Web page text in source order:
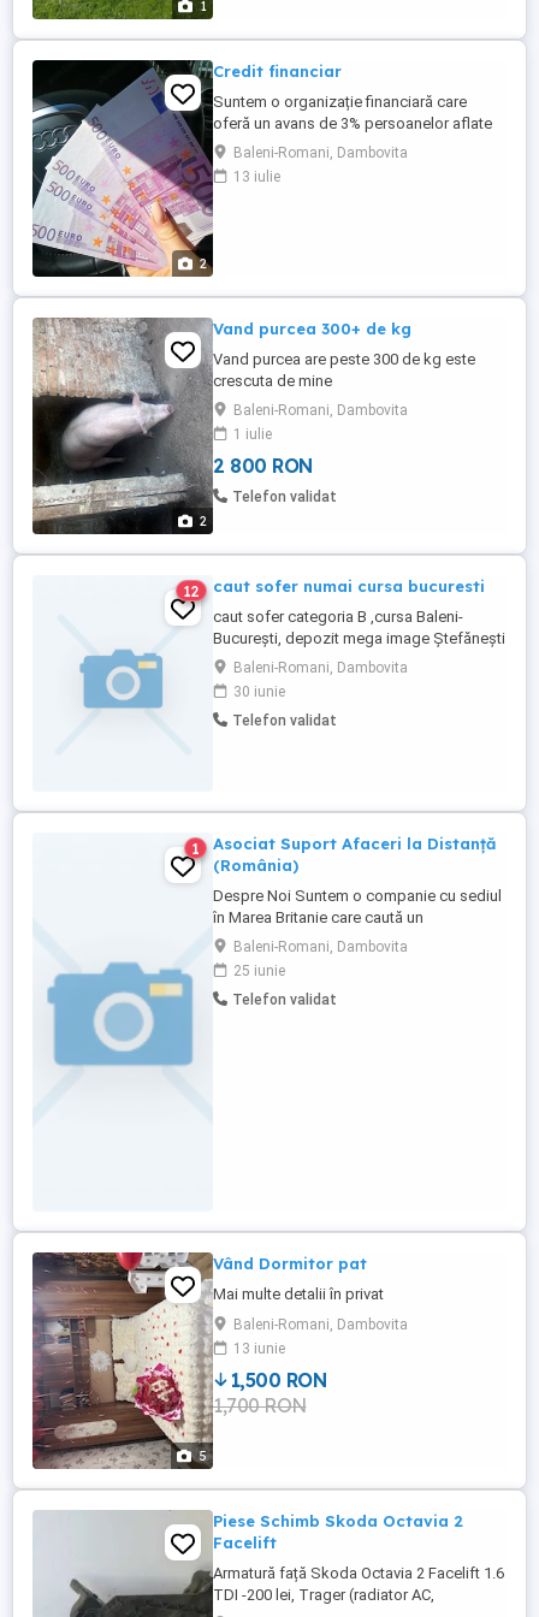
1
stației; - Întocmirea ...
2
Credit financiar
Suntem o organizație financiară care
oferă un avans de 3% persoanelor aflate
în nevoie. Împrumuturi între 1.500 și
500.000 de euro. Rambursabile pe o
perioadă de la 6 luni până la 30 de ani.
Baleni-Romani, Dambovita
13 iulie
2
Vand purcea 300+ de kg
Vand purcea are peste 300 de kg este
crescuta de mine
Baleni-Romani, Dambovita
1 iulie
2 800 RON
Telefon validat
12 caut sofer numai cursa bucuresti
caut sofer categoria B ,cursa Baleni-
București, depozit mega image Ștefănești
si mega image popesti ofer 4000 lei.detali
Baleni-Romani, Dambovita
30 iunie
Telefon validat
1
Asociat Suport Afaceri la Distanță
(România)
Despre Noi Suntem o companie cu sediul
în Marea Britanie care caută un
profesionist de încredere în România
pentru a oferi suport administrativ și de
afaceri la distanță. Aceasta este o
oportunitate flexibilă part-time, potrivită
Baleni-Romani, Dambovita
25 iunie
Telefon validat
5
Vând Dormitor pat
Mai multe detalii în privat
Baleni-Romani, Dambovita
13 iunie
1,500 RON
1,700 RON
Piese Schimb Skoda Octavia 2
Facelift
Armatură față Skoda Octavia 2 Facelift 1.6
TDI -200 lei, Trager (radiator AC,